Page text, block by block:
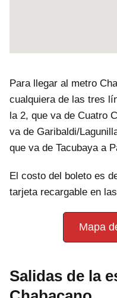
Para llegar al metro
cualquiera de las tres
la 2, que va de Cuatro
va de Garibaldi/
que va de Tacubaya a
El costo del boleto es
tarjeta recargable en
Mapa
Salidas de la